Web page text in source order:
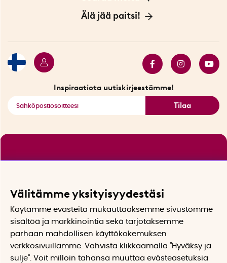
Sopimusehdot
Myymälä Tukholmassa
Innovaattoriblogi
Älä jää paitsi!
Inspiraatiota uutiskirjeestämme!
Tilaa
Välitämme yksityisyydestäsi
Käytämme evästeitä mukauttaaksemme sivustomme
sisältöä ja markkinointia sekä tarjotaksemme
parhaan mahdollisen käyttökokemuksen
verkkosivuillamme. Vahvista klikkaamalla "Hyväksy ja
sulje". Voit milloin tahansa muuttaa evästeasetuksia